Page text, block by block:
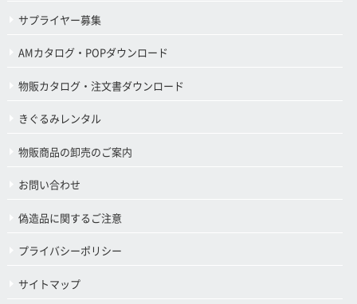
サプライヤー募集
AMカタログ・POPダウンロード
物販カタログ・注文書ダウンロード
きぐるみレンタル
物販商品の卸売のご案内
お問い合わせ
偽造品に関するご注意
プライバシーポリシー
サイトマップ